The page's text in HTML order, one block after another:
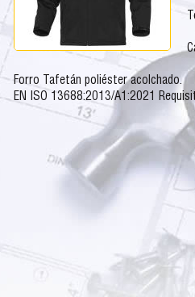
Forro Tafetán poliéster acolchado.
EN ISO 13688:2013/A1:2021